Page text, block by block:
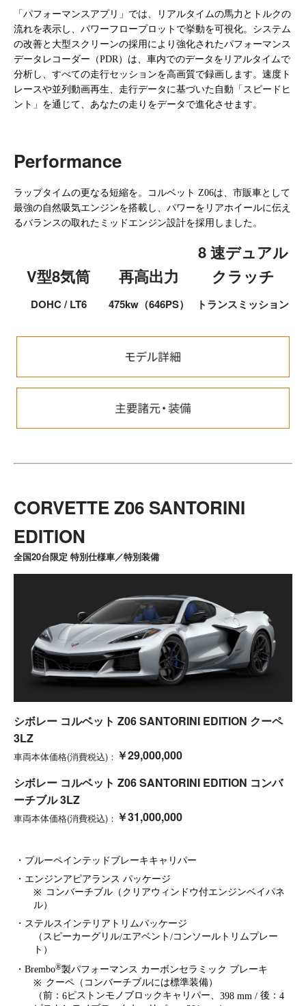
「パフォーマンスアプリ」では、リアルタイムの馬力とトルクの
流れを表示し、パワーフロープロットで挙動を可視化。システム
の改善と大型スクリーンの採用により強化されたパフォーマンス
データレコーダー（PDR ）は、車内でのデータをリアルタイムで
分析し、すべての走行セッションを高画質で録画します。速度ト
レースや並列動画再生、走行データに基づいた自動「スピードヒ
ント」を通じて、あなたの走りをデータで進化させます。
Performance
ラップタイムの更なる短縮を。コルベット Z06は、市販車として
最強の自然吸気エンジンを搭載し、パワーをリアホイールに伝え
るバランスの取れたミッドエンジン設計を採用しました。
V型8気筒 再高出力
8 速デュアル
クラッチ
DOHC / LT6 475kw（646PS） トランスミッション
CORVETTE Z06 SANTORINI
EDITION
全国20台限定 特別仕様車／特別装備
シボレー コルベット Z06 SANTORINI EDITION クーペ
3LZ
車両本体価格(消費税込)： ￥29,000,000​
シボレー コルベット Z06 SANTORINI EDITION コンバ
ーチブル 3LZ
車両本体価格(消費税込)： ￥31,000,000​
・ブルーペインテッドブレーキキャリパー
・エンジンアピアランス パッケージ
※ コンバーチブル （クリアウィンドウ付エンジンベイパネ
ル）
・ステルスインテリアトリムパッケージ
（スピーカーグリル/エアベント/コンソールトリムプレー
ト）
・Brembo®製パフォーマンス カーボンセラミック ブレーキ
※ クーペ（コンバーチブルには標準装備）
（前：6ピストンモノブロックキャリパー、 398 mm /後：4